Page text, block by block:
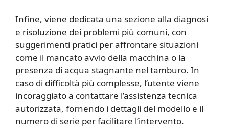
Infine, viene dedicata una sezione alla diagnosi
e risoluzione dei problemi più comuni, con
suggerimenti pratici per affrontare situazioni
come il mancato avvio della macchina o la
presenza di acqua stagnante nel tamburo. In
caso di difficoltà più complesse, l’utente viene
incoraggiato a contattare l’assistenza tecnica
autorizzata, fornendo i dettagli del modello e il
numero di serie per facilitare l’intervento.